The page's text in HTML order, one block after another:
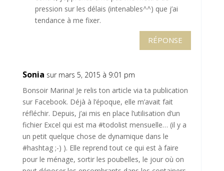
pression sur les délais (intenables^^) que j’ai
tendance à me fixer.
RÉPONSE
Sonia sur mars 5, 2015 à 9:01 pm
Bonsoir Marina! Je relis ton article via ta publication
sur Facebook. Déjà à l’époque, elle m’avait fait
réfléchir. Depuis, j’ai mis en place l’utilisation d’un
fichier Excel qui est ma #todolist mensuelle… (il y a
un petit quelque chose de dynamique dans le
#hashtag ;-) ). Elle reprend tout ce qui est à faire
pour le ménage, sortir les poubelles, le jour où on